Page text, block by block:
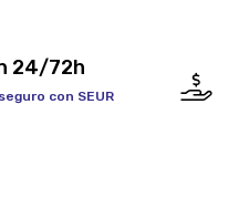
24/72h
con SEUR